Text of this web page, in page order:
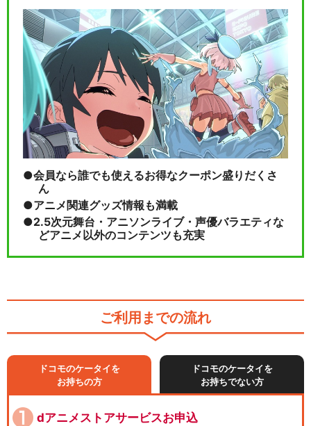
MixChannel Presents ARG…
閉じる
会員なら誰でも使えるお得なクーポン盛りだくさ
ん
アニメ関連グッズ情報も満載
2.5次元舞台・アニソンライブ・声優バラエティな
どアニメ以外のコンテンツも充実
ご利用までの流れ
ドコモのケータイを
お持ちの方
ドコモのケータイを
お持ちでない方
dアニメストアサービスお申込